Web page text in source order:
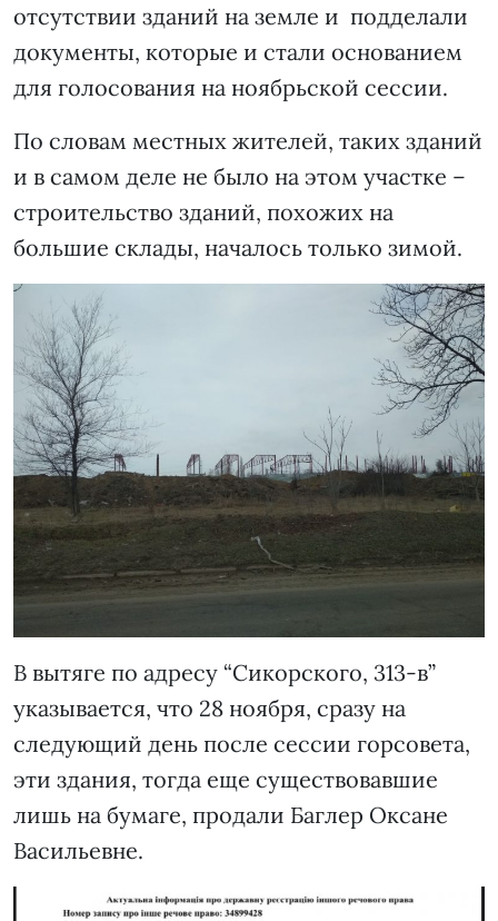
отсутствии зданий на земле и подделали
документы, которые и стали основанием
для голосования на ноябрьской сессии.
По словам местных жителей, таких зданий
и в самом деле не было на этом участке –
строительство зданий, похожих на
большие склады, началось только зимой.
В вытяге по адресу “Сикорского, 313-в”
указывается, что 28 ноября, сразу на
следующий день после сессии горсовета,
эти здания, тогда еще существовавшие
лишь на бумаге, продали Баглер Оксане
Васильевне.